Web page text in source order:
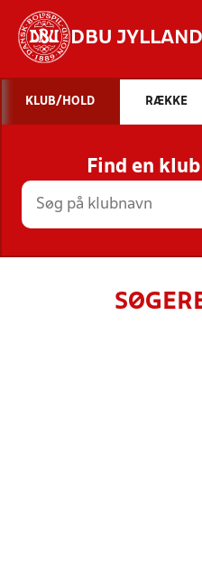
DBU JYLLAND
STILLINGER,
KLUB/HOLD RÆKKE
Find en